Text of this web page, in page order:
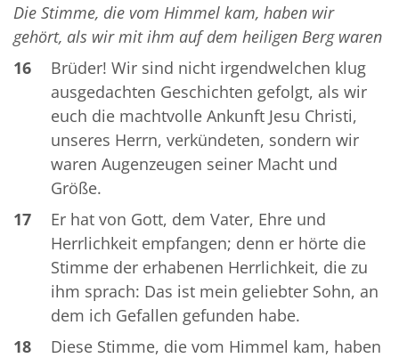
Die Stimme, die vom Himmel kam, haben wir
gehört, als wir mit ihm auf dem heiligen Berg waren
16
Brüder! Wir sind nicht irgendwelchen klug
ausgedachten Geschichten gefolgt, als wir
euch die machtvolle Ankunft Jesu Christi,
unseres Herrn, verkündeten, sondern wir
waren Augenzeugen seiner Macht und
Größe.
17
Er hat von Gott, dem Vater, Ehre und
Herrlichkeit empfangen; denn er hörte die
Stimme der erhabenen Herrlichkeit, die zu
ihm sprach: Das ist mein geliebter Sohn, an
dem ich Gefallen gefunden habe.
18
Diese Stimme, die vom Himmel kam, haben